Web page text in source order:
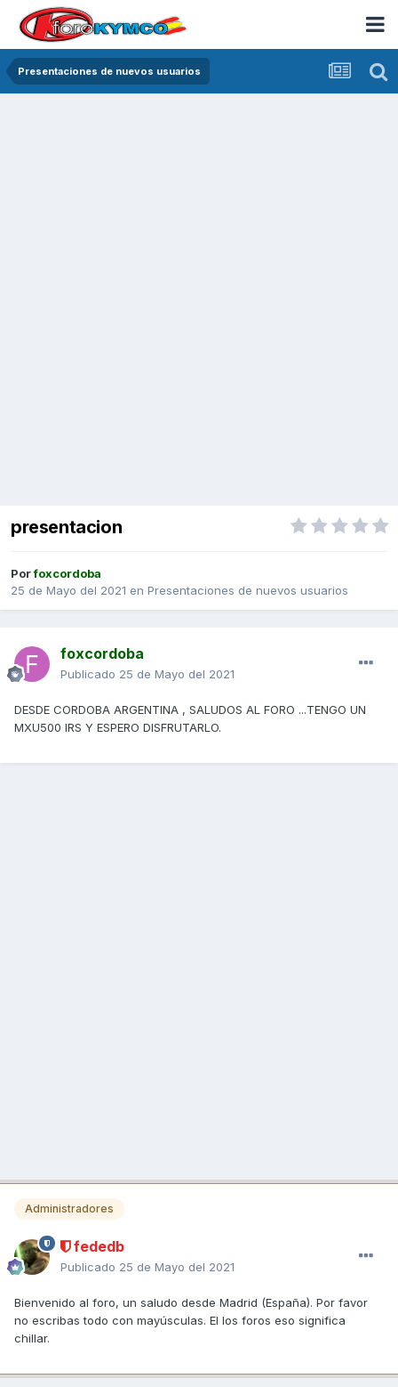
Presentaciones de nuevos usuarios
presentacion
Porfoxcordoba
25 de Mayo del 2021 en Presentaciones de nuevos usuarios
foxcordoba
Publicado 25 de Mayo del 2021
DESDE CORDOBA ARGENTINA , SALUDOS AL FORO ...TENGO UN
MXU500 IRS Y ESPERO DISFRUTARLO.
Administradores
fededb
Publicado 25 de Mayo del 2021
Bienvenido al foro, un saludo desde Madrid (España). Por favor
no escribas todo con mayúsculas. El los foros eso significa
chillar.